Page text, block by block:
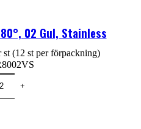
02 Gul, Stainless